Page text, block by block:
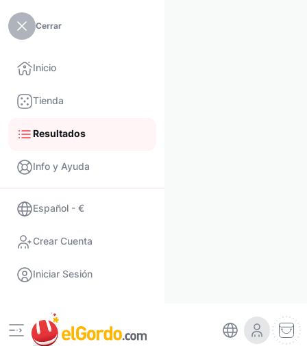
Cerrar
Inicio
Tienda
Resultados
Info y Ayuda
Español - €
Crear Cuenta
Iniciar Sesión